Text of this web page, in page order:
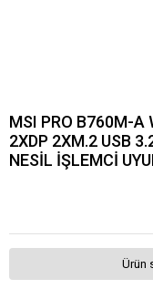
MSI PRO B760M-A
2XDP 2XM.2 USB
NESİL İŞLEMCİ
Ürün